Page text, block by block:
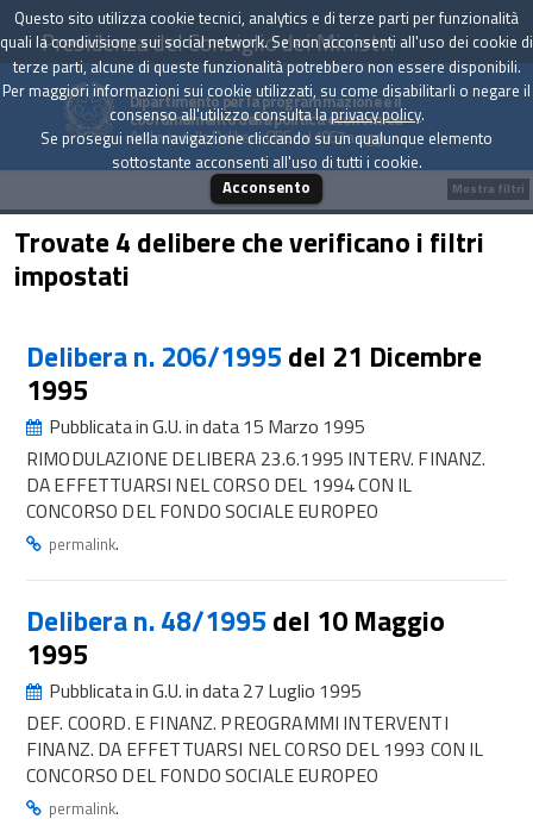
Presidenza del Consiglio dei Ministri
Dipartimento per la programmazione e il
coordinamento della politica economica
Archivio delle Delibere CIPE dal 1967 a oggi
Trovate 4 delibere che verificano i filtri
impostati
Delibera n. 206/1995 del 21 Dicembre
1995
Pubblicata in G.U. in data 15 Marzo 1995
RIMODULAZIONE DELIBERA 23.6.1995 INTERV. FINANZ.
DA EFFETTUARSI NEL CORSO DEL 1994 CON IL
CONCORSO DEL FONDO SOCIALE EUROPEO
permalink.
Delibera n. 48/1995 del 10 Maggio
1995
Pubblicata in G.U. in data 27 Luglio 1995
DEF. COORD. E FINANZ. PREOGRAMMI INTERVENTI
FINANZ. DA EFFETTUARSI NEL CORSO DEL 1993 CON IL
CONCORSO DEL FONDO SOCIALE EUROPEO
permalink.
Mostra filtri
Questo sito utilizza cookie tecnici, analytics e di terze parti per funzionalità
quali la condivisione sui social network. Se non acconsenti all'uso dei cookie di
terze parti, alcune di queste funzionalità potrebbero non essere disponibili.
Per maggiori informazioni sui cookie utilizzati, su come disabilitarli o negare il
consenso all'utilizzo consulta laprivacy policy.
Se prosegui nella navigazione cliccando su un qualunque elemento
sottostante acconsenti all'uso di tutti i cookie.
Acconsento